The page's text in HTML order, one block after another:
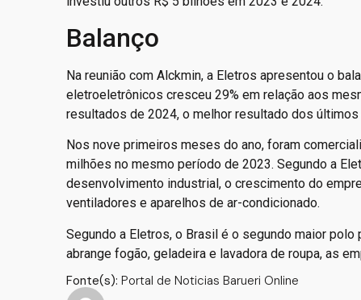
Balanço
Na reunião com Alckmin, a Eletros apresentou o
eletroeletrônicos cresceu 29% em relação aos
resultados de 2024, o melhor resultado dos últimos
Nos nove primeiros meses do ano, foram
milhões no mesmo período de 2023. Segundo a
desenvolvimento industrial, o crescimento do
ventiladores e aparelhos de ar-condicionado.
Segundo a Eletros, o Brasil é o segundo maior
abrange fogão, geladeira e lavadora de roupa, as
Fonte(s): Portal de Noticias Barueri Online